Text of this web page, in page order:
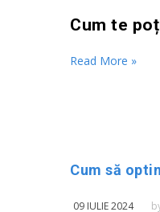
Cum te
Read More »
09 IULIE 2024